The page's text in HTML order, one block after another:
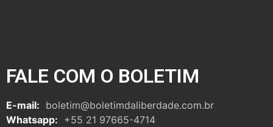
FALE COM O BOLETIM
E-mail: boletim@boletimdaliberdade.com.br
Whatsapp: +55 21 97665-4714